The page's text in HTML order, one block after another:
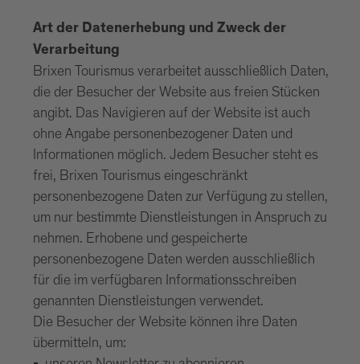
Art der Datenerhebung und Zweck der
Verarbeitung
Brixen Tourismus verarbeitet ausschließlich Daten,
die der Besucher der Website aus freien Stücken
angibt. Das Navigieren auf der Website ist auch
ohne Angabe personenbezogener Daten und
Informationen möglich. Jedem Besucher steht es
frei, Brixen Tourismus eingeschränkt
personenbezogene Daten zur Verfügung zu stellen,
um nur bestimmte Dienstleistungen in Anspruch zu
nehmen. Erhobene und gespeicherte
personenbezogene Daten werden ausschließlich
für die im verfügbaren Informationsschreiben
genannten Dienstleistungen verwendet.
Die Besucher der Website können ihre Daten
übermitteln, um: